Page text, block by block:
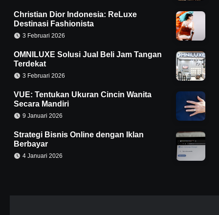
Christian Dior Indonesia: ReLuxe
Destinasi Fashionista
3 Februari 2026
OMNILUXE Solusi Jual Beli Jam Tangan
Terdekat
3 Februari 2026
VUE: Tentukan Ukuran Cincin Wanita
Secara Mandiri
9 Januari 2026
Strategi Bisnis Online dengan Iklan
Berbayar
4 Januari 2026